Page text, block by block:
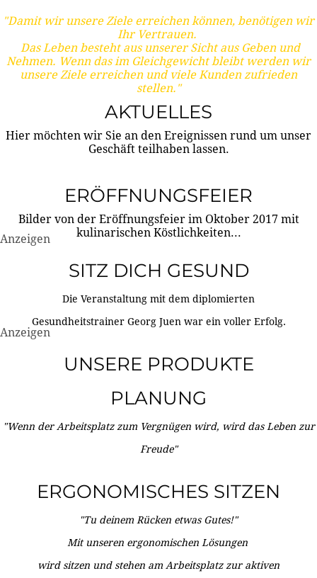
"Damit wir unsere Ziele erreichen können, benötigen wir
Ihr Vertrauen.
Das Leben besteht aus unserer Sicht aus Geben und
Nehmen. Wenn das im Gleichgewicht bleibt werden wir
unsere Ziele erreichen und viele Kunden zufrieden
stellen."
AKTUELLES
Hier möchten wir Sie an den Ereignissen rund um unser
Geschäft teilhaben lassen.
ERÖFFNUNGSFEIER
Bilder von der Eröffnungsfeier im Oktober 2017 mit
kulinarischen Köstlichkeiten...
Anzeigen
SITZ DICH GESUND
Die Veranstaltung mit dem diplomierten
Gesundheitstrainer Georg Juen war ein voller Erfolg.
Anzeigen
UNSERE PRODUKTE
PLANUNG
"Wenn der Arbeitsplatz zum Vergnügen wird, wird das Leben zur
Freude"
ERGONOMISCHES SITZEN
"Tu deinem Rücken etwas Gutes!"
Mit unseren ergonomischen Lösungen
wird sitzen und stehen am Arbeitsplatz zur aktiven